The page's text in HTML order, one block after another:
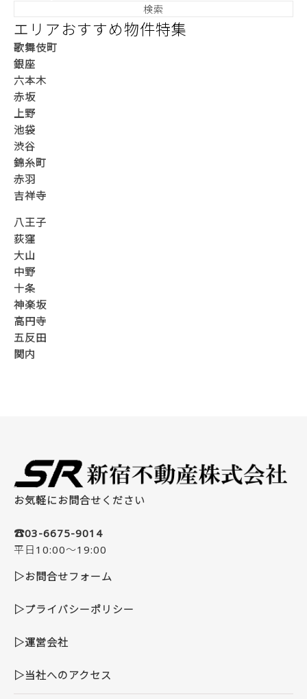
エリアおすすめ物件特集
歌舞伎町
銀座
六本木
赤坂
上野
池袋
渋谷
錦糸町
赤羽
吉祥寺
八王子
荻窪
大山
中野
十条
神楽坂
高円寺
五反田
関内
お気軽にお問合せください
☎03-6675-9014
平日10:00～19:00
▷お問合せフォーム
▷プライバシーポリシー
▷運営会社
▷当社へのアクセス